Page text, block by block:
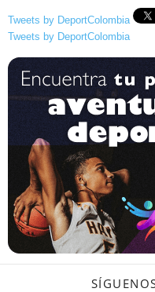
Tweets by DeportColombia
Tweets by DeportColombia